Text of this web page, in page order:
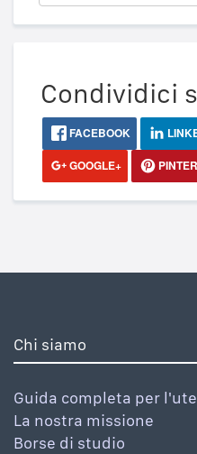
Condividici
FACEBOOK
GOOGLE+
Chi siamo
Guida completa per
La nostra missione
Borse di studio